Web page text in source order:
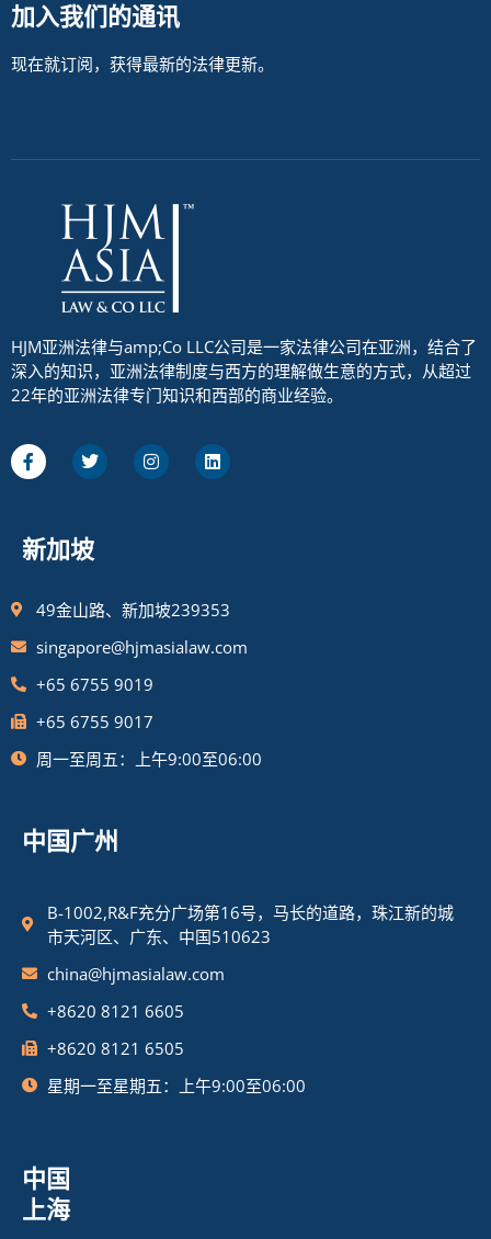
加入我们的通讯
现在就订阅，获得最新的法律更新。
HJM亚洲法律与amp;Co LLC公司是一家法律公司在亚洲，结合了
深入的知识，亚洲法律制度与西方的理解做生意的方式，从超过
22年的亚洲法律专门知识和西部的商业经验。
新加坡
49金山路、新加坡239353
singapore@hjmasialaw.com
+65 6755 9019
+65 6755 9017
周一至周五：上午9:00至06:00
中国广州
B-1002,R&F充分广场第16号，马长的道路，珠江新的城
市天河区、广东、中国510623
china@hjmasialaw.com
+8620 8121 6605
+8620 8121 6505
星期一至星期五：上午9:00至06:00
中国
上海